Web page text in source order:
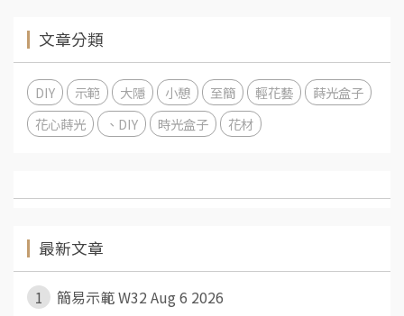
文章分類
DIY 示範 大隱 小憩 至簡 輕花藝
蒔光盒子
花心蒔光
、DIY 時光盒子 花材
最新文章
1
簡易示範 W32 Aug 6 2026